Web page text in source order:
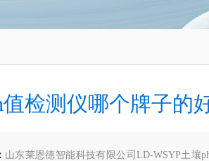
值检测仪哪个牌子的
山东莱恩德智能科技有限公司LD-WSYP土壤